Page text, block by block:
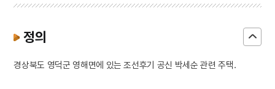
정의
경상북도 영덕군 영해면에 있는 조선후기 공신 박세순 관련 주택.